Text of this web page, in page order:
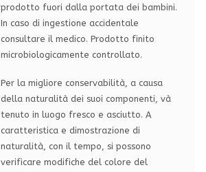
prodotto fuori dalla portata dei bambini.
In caso di ingestione accidentale
consultare il medico. Prodotto finito
microbiologicamente controllato.
Per la migliore conservabilità, a causa
della naturalità dei suoi componenti, và
tenuto in luogo fresco e asciutto. A
caratteristica e dimostrazione di
naturalità, con il tempo, si possono
verificare modifiche del colore del